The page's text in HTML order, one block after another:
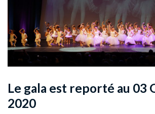
Le gala est reporté au 03
2020